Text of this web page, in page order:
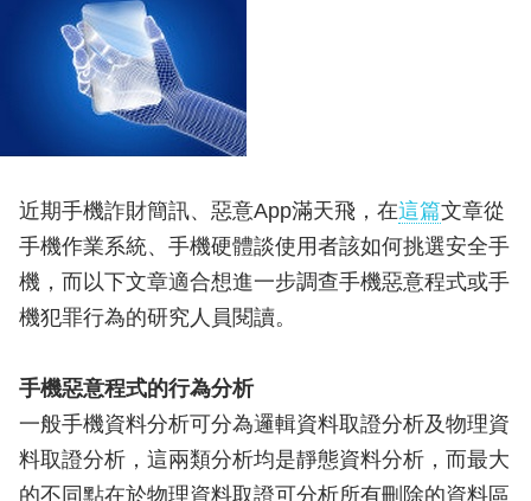
近期手機詐財簡訊、惡意App滿天飛，在這篇文章從
手機作業系統、手機硬體談使用者該如何挑選安全手
機，而以下文章適合想進一步調查手機惡意程式或手
機犯罪行為的研究人員閱讀。
手機惡意程式的行為分析
一般手機資料分析可分為邏輯資料取證分析及物理資
料取證分析，這兩類分析均是靜態資料分析，而最大
的不同點在於物理資料取證可分析所有刪除的資料區